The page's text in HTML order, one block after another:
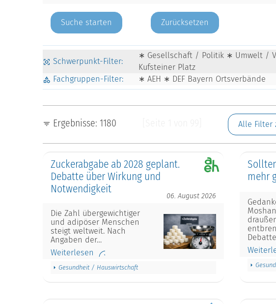
Zurücksetzen
Schwerpunkt-Filter:
∗ Gesellschaft / Politik ∗ Umwelt /
Kufsteiner Platz
Fachgruppen-Filter:
∗ AEH ∗ DEF Bayern Ortsverbände
Ergebnisse: 1180 Alle Filter
Zuckerabgabe ab 2028 geplant.
Debatte über Wirkung und
Notwendigkeit
06. August 2026
Die Zahl übergewichtiger
und adipöser Menschen
steigt weltweit. Nach
Angaben der…
Weiterlesen
Gesundheit / Hauswirtschaft
mehr